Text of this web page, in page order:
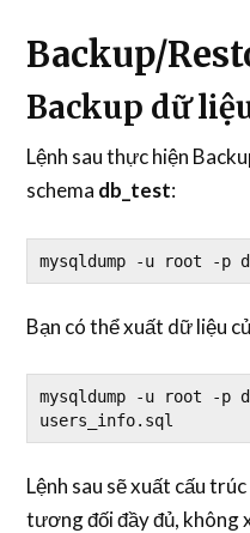
Backup/
Backup dữ
Lệnh sau thực hiện
schema db_test:
mysqldump -u root -p
Bạn có thể xuất dữ liệu
mysqldump -u root -p
users_info.sql
Lệnh sau sẽ xuất cấu
tương đối đầy đủ, không